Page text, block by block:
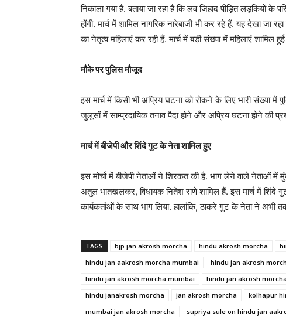
निकाला गया है. बताया जा रहा है कि लव जिहाद पीड़ित लड़कियों के
होंगी. मार्च में शामिल नागरिक नारेबाजी भी कर रहे हैं. यह देखा जा
का नेतृत्व महिलाएं कर रही हैं. मार्च में बड़ी संख्या में महिलाएं शामिल
मौके पर पुलिस मौजूद
इस मार्च में किसी भी अप्रिय घटना को रोकने के लिए भारी संख्या में
जुलूसों में साम्प्रदायिक तनाव पैदा होने और अप्रिय घटना होने की
मार्च में बीजेपी और शिंदे गुट के नेता शामिल हुए
इस मोर्चो में बीजेपी नेताओं ने शिरकत की है. भाग लेने वाले नेताओं में
अतुल भातखलकर, विधायक नितेश राणे शामिल हैं. इस मार्च में शिंदे
कार्यकर्ताओं के साथ भाग लिया. हालांकि, ठाकरे गुट के नेता ने अभी तक
TAGS bjp jan akrosh morcha hindu akrosh morcha
hindu jan aakrosh morcha mumbai
hindu jan akrosh
hindu jan akrosh morcha mumbai
hindu jan akrosh
hindu janakrosh morcha
jan akrosh morcha kolhapur
mumbai jan akrosh morcha
supriya sule on hindu jan